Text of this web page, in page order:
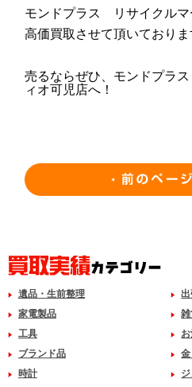
モンドプラス リサイクルマ
高価買取させて頂いておりま
売るならぜひ、モンドプラ
ィオ可児店へ！
遺品・生前整理
家電製品
工具
ブランド品
時計